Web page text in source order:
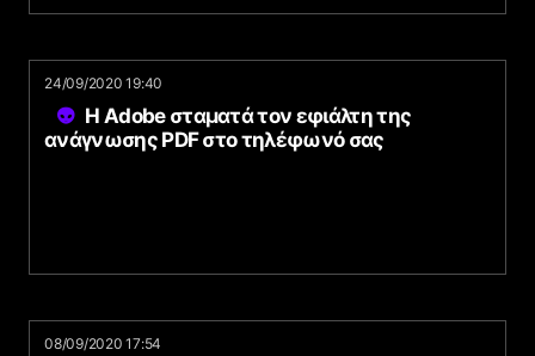
24/09/2020 19:40
Η Adobe σταματά τον εφιάλτη της
ανάγνωσης PDF στο τηλέφωνό σας
08/09/2020 17:54